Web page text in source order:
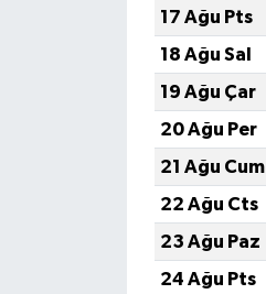
17 Ağu Pts
18 Ağu Sal
19 Ağu Çar
20 Ağu Per
21 Ağu Cum
22 Ağu Cts
23 Ağu Paz
24 Ağu Pts